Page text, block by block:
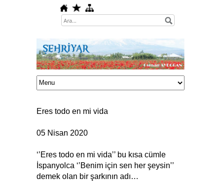
Eres todo en mi vida
05 Nisan 2020
‘’Eres todo en mi vida’’ bu kısa cümle
İspanyolca ‘’Benim için sen her şeysin’’
demek olan bir şarkının adı…